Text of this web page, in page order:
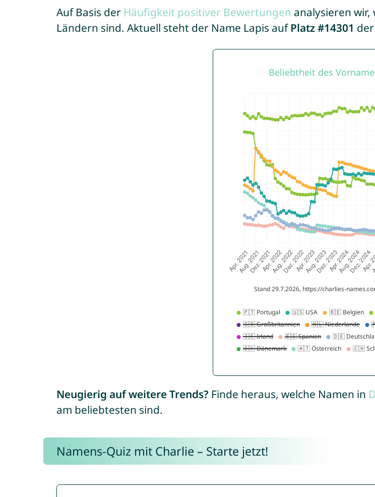
Auf Basis der Häufigkeit positiver Bewertungen analysieren
Ländern sind. Aktuell steht der Name Lapis auf Platz #14301 der
Neugierig auf weitere Trends? Finde heraus, welche Namen in
am beliebtesten sind.
Namens-Quiz mit Charlie – Starte jetzt!